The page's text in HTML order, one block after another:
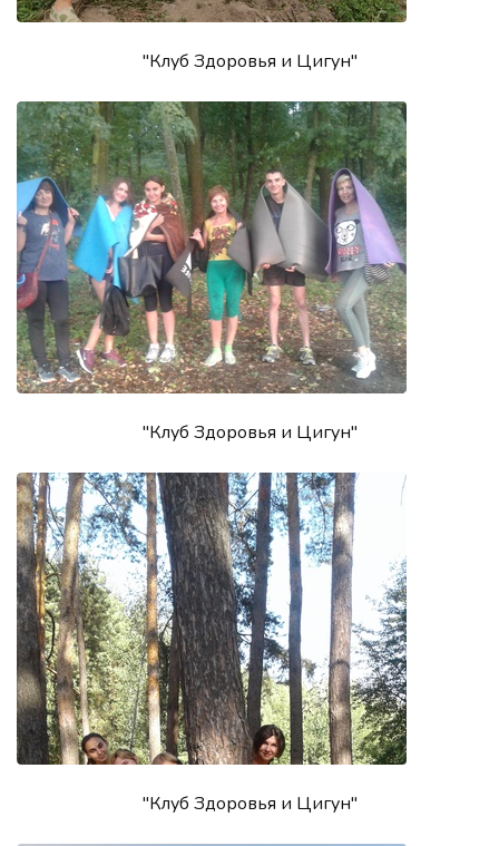
"Клуб Здоровья и Цигун"
"Клуб Здоровья и Цигун"
"Клуб Здоровья и Цигун"